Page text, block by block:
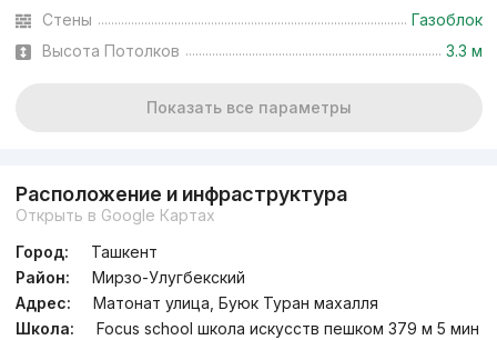
Стены
Газоблок
Высота Потолков
3.3 м
Показать все параметры
Расположение и инфраструктура
Открыть в Google Картах
Город:
Ташкент
Район:
Мирзо-Улугбекский
Адрес:
Матонат улица, Буюк Туран махалля
Школа:
Focus school школа искусств пешком 379 м 5 мин